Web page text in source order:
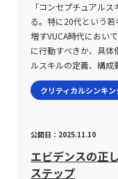
順、役割分担、情報
出している構造にも目
る訓練も、論理的思考
だ後に、「結論」「
めると、重要な情報
の中だけで考えている
ツリーがある。 ロジッ
解し、原因や解決策
えば、「営業利益を改
象が起きるのか？」
して、消費者意識が「
は、単なる消費スタイ
換を示しており、こう
る原動力となる。 本質を見抜く力の注意点 本質を見抜く力を鍛え
と」である。短期的な
い危険性がある。また
事象を正しく解析す
なポイントが見落とさ
により、複雑なプロ
が推進されるのです。
手に対し自分の意見や
説得力の高いプレゼン
署や多様なバックグ
な整合性は信頼性の
つことで、未知の課題
れる資質です。これに
おいても柔軟かつ効果
ら、論理的思考には一
できます。 ・情報を
報の信憑性や背景を吟
点から情報を解釈し、
る情報を作成し、適切
情報リテラシーと密
主としてマスメディア
に利用する能力にフォ
す。 現代社会では、
もが容易に情報を入手
「コンセプチュアル
る。特に20代という
増すVUCA時代におい
に行動すべきか、具体
ルスキルの定義、構成
ジネスシーンで求めら
即したスキルアップを実現で
い、その中から共通点
ーバード大学のロバー
ター・ドラッカー氏に
クリティカルシンキン
公開日：2025.11.10
エビデンスの正
ステップ